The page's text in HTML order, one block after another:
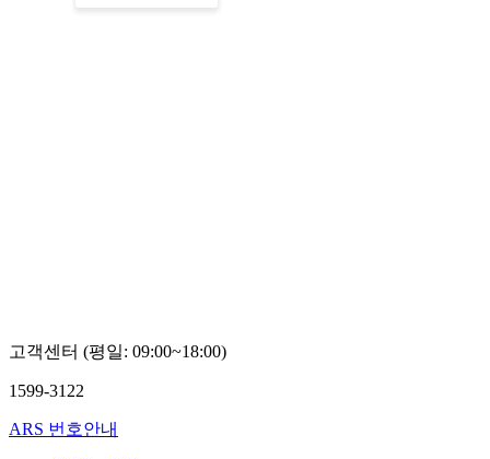
고객센터 (평일: 09:00~18:00)
1599-3122
ARS 번호안내